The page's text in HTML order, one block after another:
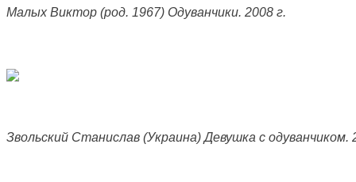
Малых Виктор (род. 1967) Одуванчики. 2008 г.
Звольский Станислав (Украина) Девушка с одуванчиком.